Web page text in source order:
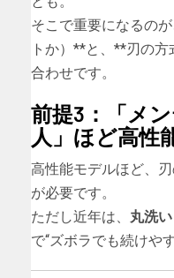
そこで重要になるの
トか）**と、**刃の
合わせです。
前提3：「メ
人」ほど高性
高性能モデルほど、
が必要です。
ただし近年は、 丸洗
で“ズボラでも続けや